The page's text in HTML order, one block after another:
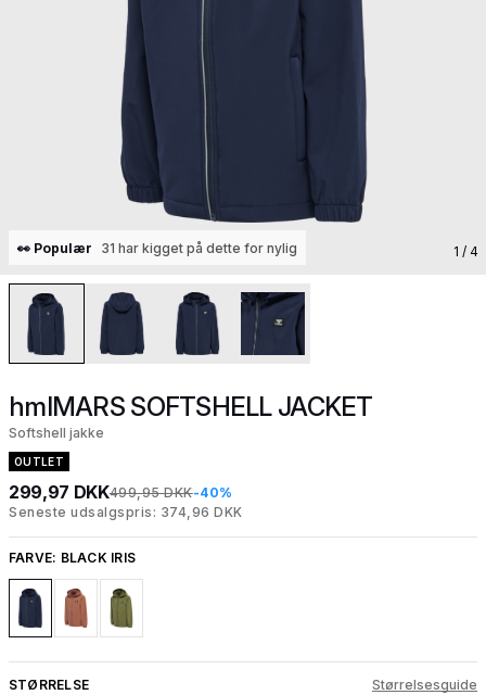
👀 Populær 31 har kigget på dette for nylig 1 / 4
hmlMARS SOFTSHELL JACKET
Softshell jakke
OUTLET
299,97 DKK499,95 DKK-40%
Seneste udsalgspris: 374,96 DKK
FARVE: BLACK IRIS
STØRRELSE Størrelsesguide